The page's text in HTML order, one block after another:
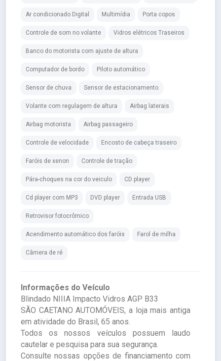
Ar condicionado Digital Multimídia Porta copos
Controle de som no volante Vidros elétricos Traseiros
Banco do motorista com ajuste de altura
Computador de bordo Piloto automático
Sensor de chuva Sensor de estacionamento
Volante com regulagem de altura Airbag laterais
Airbag motorista Airbag passageiro
Controle de velocidade Encosto de cabeça traseiro
Faróis de xenon Controle de tração
Pára-choques na cor do veiculo CD player
Cd player com MP3 DVD player Entrada USB
Retrovisor fotocrômico
Acendimento automático dos faróis Farol de milha
Câmera de ré
Informações do Veículo
Blindado NIIIA Impacto Vidros AGP B33
SÃO CAETANO AUTOMÓVEIS, a loja mais antiga
em atividade do Brasil, 65 anos.
Todos os nossos veículos possuem laudo
cautelar e pesquisa para sua segurança.
Consulte nossas opções de financiamento com